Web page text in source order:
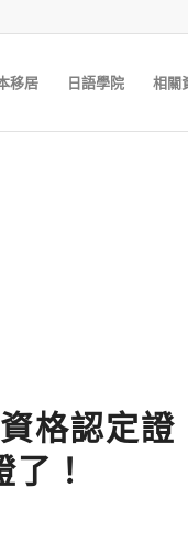
移居 日語學院 相關
格認定證
！